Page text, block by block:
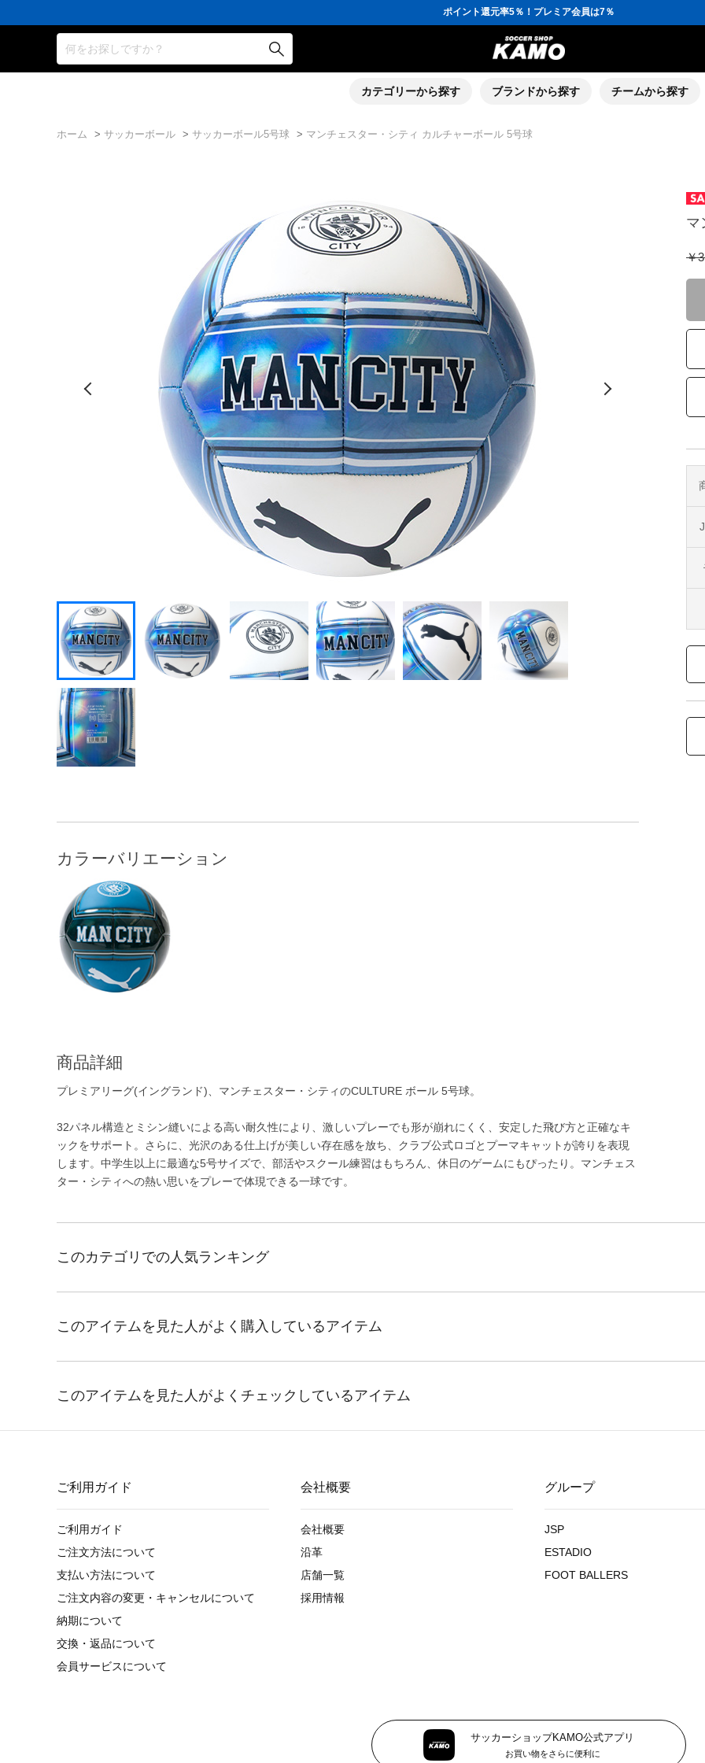
ポイント還元率5％！プレミア会員は7％
会員の方にはお誕生月に「10％OFFクーポン」プレゼント！
16,000円(税込)以上でシューズケースプレゼント！
3,300円(税込)以上で送料無料！
ポイント還元率5％！プレミア会員は7％
会員の方にはお誕生月に「10％OFFクーポン」プレゼント！
何をお探しですか？
カテゴリーから探す ブランドから探す チームから探す
ホーム > サッカーボール > サッカーボール5号球 > マンチェスター・シティ カルチャーボール 5号球
カラーバリエーション
商品詳細
プレミアリーグ(イングランド)、マンチェスター・シティのCULTURE ボール 5号球。
32パネル構造とミシン縫いによる高い耐久性により、激しいプレーでも形が崩れにくく、安定した飛び方と正確なキ
ックをサポート。さらに、光沢のある仕上げが美しい存在感を放ち、クラブ公式ロゴとプーマキャットが誇りを表現
します。中学生以上に最適な5号サイズで、部活やスクール練習はもちろん、休日のゲームにもぴったり。マンチェス
ター・シティへの熱い思いをプレーで体現できる一球です。
マ
￥
ご利用ガイド
ご利用ガイド
ご注文方法について
支払い方法について
ご注文内容の変更・キャンセルについて
納期について
交換・返品について
会員サービスについて
会社概要
会社概要
沿革
店舗一覧
採用情報
グループ
JSP
ESTADIO
FOOT BALLERS
サッカーショップKAMO公式アプリ
お買い物をさらに便利に